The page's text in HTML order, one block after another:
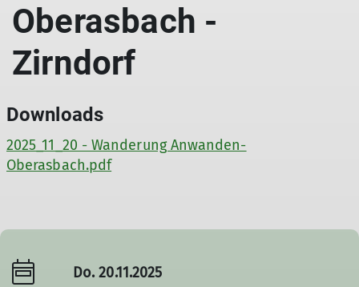
Oberasbach -
Zirndorf
Downloads
2025_11_20 - Wanderung Anwanden-
Oberasbach.pdf
Do. 20.11.2025